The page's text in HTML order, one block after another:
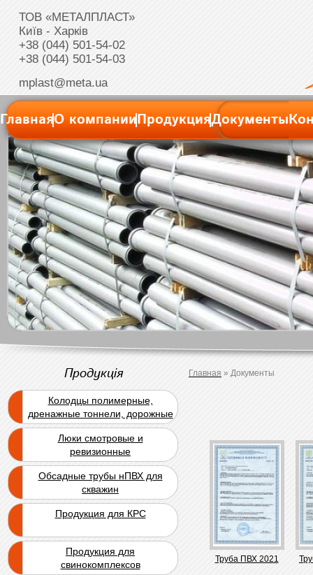
ТОВ «МЕТАЛПЛАСТ»
Київ - Харків
+38 (044) 501-54-02
+38 (044) 501-54-03
mplast@meta.ua
ГлавнаяО компанииПродукцияДокументы
Главная » Документы
Труба ПВХ 2021
Продукція
Колодцы полимерные,
дренажные тоннели, дорожные
блоки
Люки смотровые и
ревизионные
Обсадные трубы нПВХ для
скважин
Продукция для КРС
Продукция для
свинокомплексов